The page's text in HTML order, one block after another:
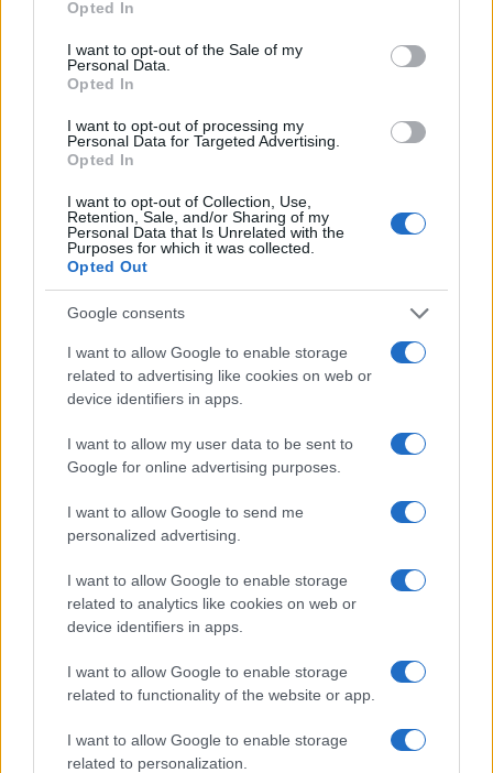
use your data for below specified purposes in below Google
consent section.
Opted In
I want to opt-out of the Sale of my
Personal Data.
Opted In
I want to opt-out of processing my
Personal Data for Targeted Advertising.
Opted In
I want to opt-out of Collection, Use,
Retention, Sale, and/or Sharing of my
Personal Data that Is Unrelated with the
Purposes for which it was collected.
Opted Out
Google consents
I want to allow Google to enable storage
related to advertising like cookies on web or
device identifiers in apps.
I want to allow my user data to be sent to
Google for online advertising purposes.
I want to allow Google to send me
personalized advertising.
I want to allow Google to enable storage
related to analytics like cookies on web or
device identifiers in apps.
I want to allow Google to enable storage
related to functionality of the website or app.
I want to allow Google to enable storage
related to personalization.
διευθυντής του σχολείου
σήμερα η μητέρα του -Τι
περιμένουν οι αστυνομικοί
Αυτοκτονία 14χρονου: Στο
λάπτοπ το μυστικό της υπόθεσης
– Το παρέδωσε η μητέρα στις
18/05/2022 - 19:22
Αυτοκτονία 14χρονου: Άγρια
σχολείο του – Πέντε συλλήψεις
18/05/2022 - 12:26
Αυτοκτονία 14χρονου: Έγινε η
πάντα», λένε οι συμμαθητές του